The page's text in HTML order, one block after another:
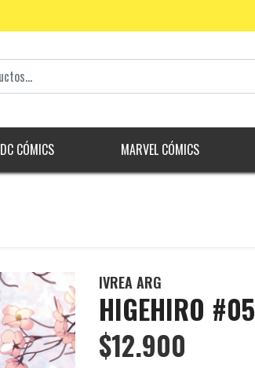
DC CÓMICS MARVEL CÓMICS
IVREA ARG
HIGEHIRO #05
$12.900